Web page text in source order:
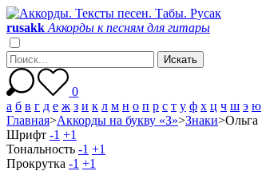
rusakk Аккорды к песням для гитары
0
а б в г д е ж з и к л м н о п р с т у ф х ц ч ш э ю
Главная>Аккорды на букву «З»>Знаки>Ольга
Шрифт -1 +1
Тональность -1 +1
Прокрутка -1 +1